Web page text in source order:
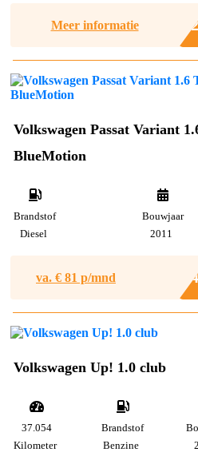
Meer informatie €
Volkswagen Passat Variant
BlueMotion
Brandstof
Diesel
Bouwjaar
2011
va. € 81 p/mnd €
Volkswagen Up! 1.0 club
37.054
Kilometer
Brandstof
Benzine